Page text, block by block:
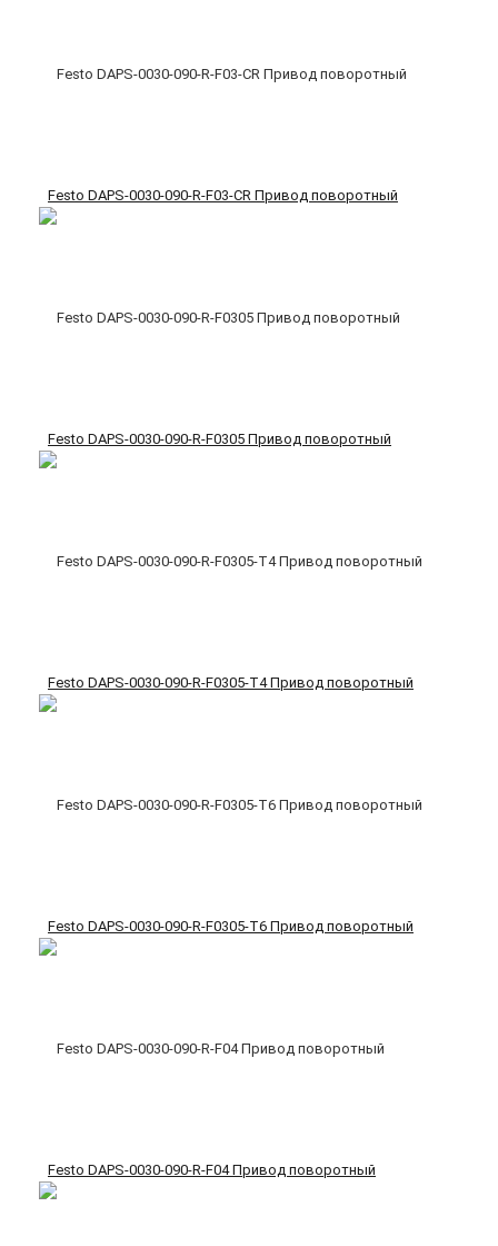
Festo DAPS-0030-090-R-F03-CR Привод поворотный
Festo DAPS-0030-090-R-F0305 Привод поворотный
Festo DAPS-0030-090-R-F0305-T4 Привод поворотный
Festo DAPS-0030-090-R-F0305-T6 Привод поворотный
Festo DAPS-0030-090-R-F04 Привод поворотный